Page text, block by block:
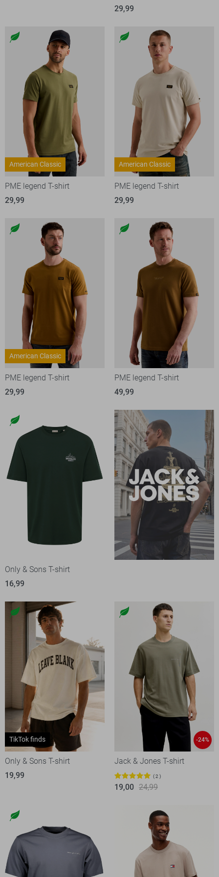
29,99
American Classic
PME legend T-shirt
29,99
American Classic
PME legend T-shirt
29,99
American Classic
PME legend T-shirt
29,99
PME legend T-shirt
49,99
Only & Sons T-shirt
16,99
TikTok finds
Only & Sons T-shirt
19,99
-24%
Jack & Jones T-shirt
2
19,00 24,99